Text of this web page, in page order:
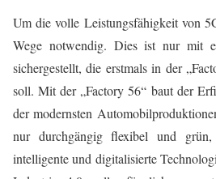
Um die volle Leistungsfähigkeit von
Wege notwendig. Dies ist nur mit
sichergestellt, die erstmals in der
soll. Mit der „Factory 56“ baut der
der modernsten
nur durchgängig flexibel und
intelligente und digitalisierte